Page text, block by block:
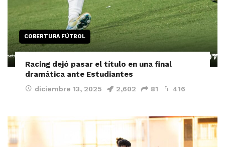
COBERTURA FÚTBOL
Racing dejó pasar el título en una final
dramática ante Estudiantes
diciembre 13, 2025 2,602 81 416